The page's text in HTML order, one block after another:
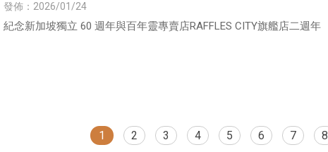
發佈：2026/01/24
紀念新加坡獨立 60 週年與百年靈專賣店RAFFLES CITY旗艦店二週年
1 2 3 4 5 6 7 8